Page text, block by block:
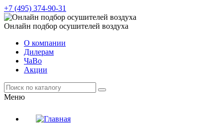
+7 (495) 374-90-31
Онлайн подбор осушителей воздуха
О компании
Дилерам
ЧаВо
Акции
Меню